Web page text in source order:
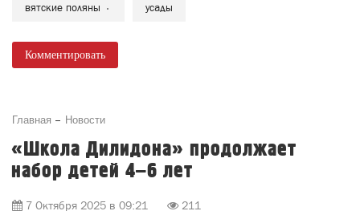
вятские поляны усады
Комментировать
Главная Новости
«Школа Дилидона» продолжает
набор детей 4–6 лет
7 Октября 2025 в 09:21
211